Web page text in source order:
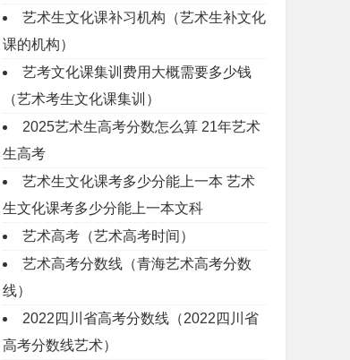
艺术生文化课补习机构（艺术生补文化
课的机构）
艺考文化课集训费用大概需要多少钱
（艺术考生文化课集训）
2025艺术生高考分数怎么算 21年艺术
生高考
艺术生文化课考多少分能上一本 艺术
生文化课考多少分能上一本文科
艺术高考（艺术高考时间）
艺术高考分数线（青海艺术高考分数
线）
2022四川省高考分数线（2022四川省
高考分数线艺术）